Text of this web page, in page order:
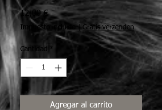
12,00 €Precio
Impuesto incluido | Gratis verzenden
Cantidad *
Agregar al carrito